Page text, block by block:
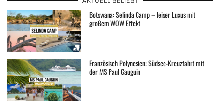
Botswana: Selinda Camp – leiser Luxus mit
großem WOW Effekt
Französisch Polynesien: Südsee-Kreuzfahrt mit
der MS Paul Gauguin